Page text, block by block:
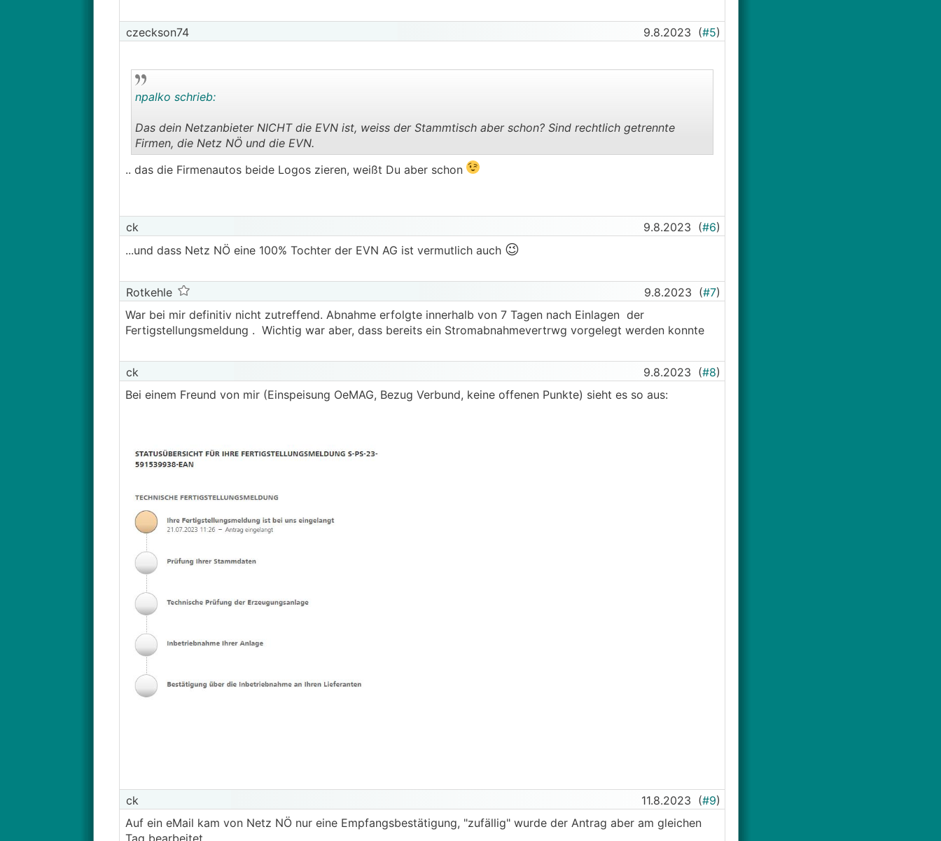
czeckson74 9.8.2023 (#5)
..
npalko schrieb:
Das dein Netzanbieter NICHT die EVN ist, weiss der Stammtisch aber schon? Sind rechtlich getrennte
Firmen, die Netz NÖ und die EVN.
.. das die Firmenautos beide Logos zieren, weißt Du aber schon
ck 9.8.2023 (#6)
...und dass Netz NÖ eine 100% Tochter der EVN AG ist vermutlich auch 😉
Rotkehle 9.8.2023 (#7)
War bei mir definitiv nicht zutreffend. Abnahme erfolgte innerhalb von 7 Tagen nach Einlagen der
Fertigstellungsmeldung . Wichtig war aber, dass bereits ein Stromabnahmevertrwg vorgelegt werden konnte
ck 9.8.2023 (#8)
Bei einem Freund von mir (Einspeisung OeMAG, Bezug Verbund, keine offenen Punkte) sieht es so aus:
ck 11.8.2023 (#9)
Auf ein eMail kam von Netz NÖ nur eine Empfangsbestätigung, "zufällig" wurde der Antrag aber am gleichen
Tag bearbeitet